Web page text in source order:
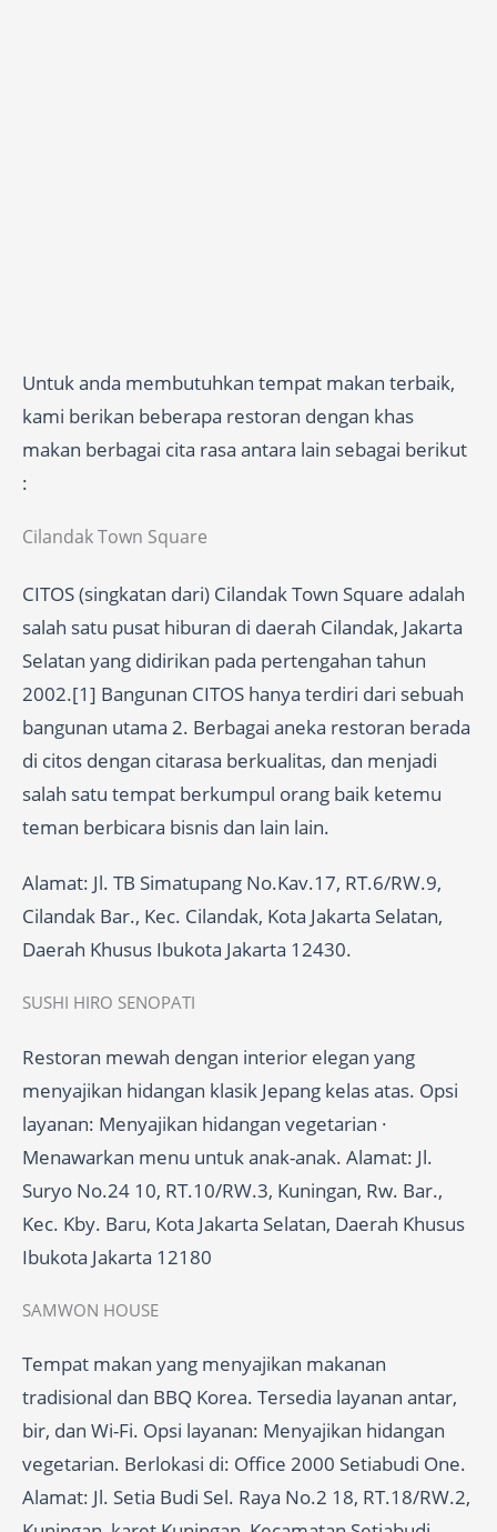
Untuk anda membutuhkan tempat makan terbaik,
kami berikan beberapa restoran dengan khas
makan berbagai cita rasa antara lain sebagai berikut
:
Cilandak Town Square
CITOS (singkatan dari) Cilandak Town Square adalah
salah satu pusat hiburan di daerah Cilandak, Jakarta
Selatan yang didirikan pada pertengahan tahun
2002.[1] Bangunan CITOS hanya terdiri dari sebuah
bangunan utama 2. Berbagai aneka restoran berada
di citos dengan citarasa berkualitas, dan menjadi
salah satu tempat berkumpul orang baik ketemu
teman berbicara bisnis dan lain lain.
Alamat: Jl. TB Simatupang No.Kav.17, RT.6/RW.9,
Cilandak Bar., Kec. Cilandak, Kota Jakarta Selatan,
Daerah Khusus Ibukota Jakarta 12430.
SUSHI HIRO SENOPATI
Restoran mewah dengan interior elegan yang
menyajikan hidangan klasik Jepang kelas atas. Opsi
layanan: Menyajikan hidangan vegetarian ·
Menawarkan menu untuk anak-anak. Alamat: Jl.
Suryo No.24 10, RT.10/RW.3, Kuningan, Rw. Bar.,
Kec. Kby. Baru, Kota Jakarta Selatan, Daerah Khusus
Ibukota Jakarta 12180
SAMWON HOUSE
Tempat makan yang menyajikan makanan
tradisional dan BBQ Korea. Tersedia layanan antar,
bir, dan Wi-Fi. Opsi layanan: Menyajikan hidangan
vegetarian. Berlokasi di: Office 2000 Setiabudi One.
Alamat: Jl. Setia Budi Sel. Raya No.2 18, RT.18/RW.2,